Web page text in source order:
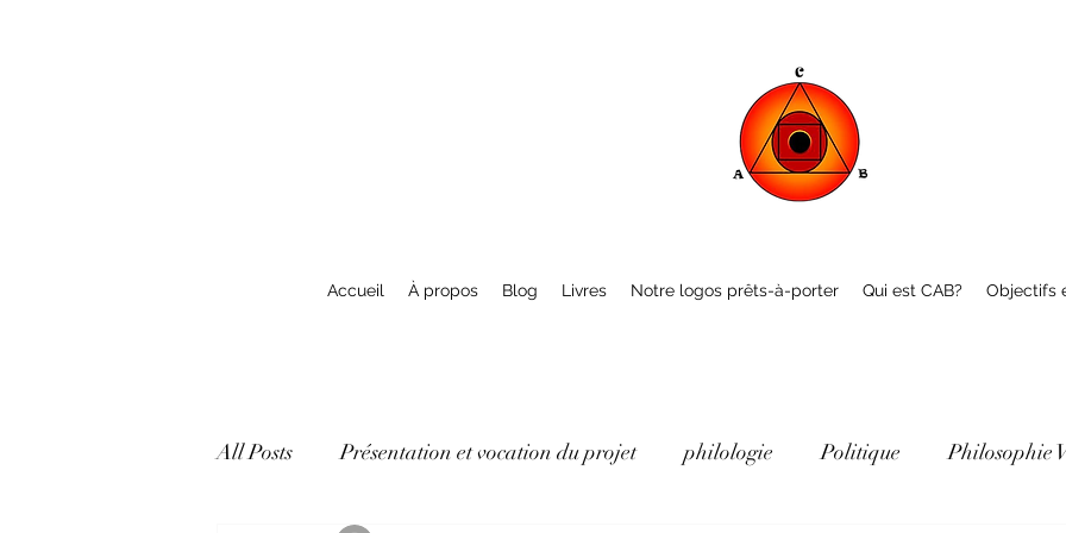
Accueil À propos Blog Livres Notre logos prêts-à-porter Qui est CAB? Objectifs
All Posts Présentation et vocation du projet philologie Politique Philosophie